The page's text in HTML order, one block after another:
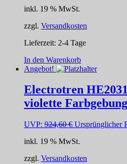
inkl. 19 % MwSt.
zzgl. Versandkosten
Lieferzeit: 2-4 Tage
In den Warenkorb
Angebot!
Electrotren
violette
UVP: 924,60€ Ursprünglicher
inkl. 19 % MwSt.
zzgl. Versandkosten